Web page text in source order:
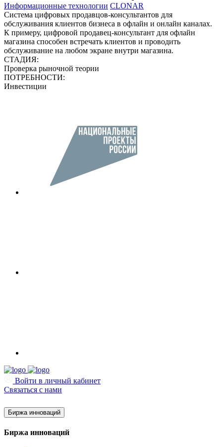
Информационные технологии CLONAR
Система цифровых продавцов-консультантов для
обслуживания клиентов бизнеса в офлайн и онлайн каналах.
К примеру, цифровой продавец-консультант для офлайн
магазина способен встречать клиентов и проводить
обслуживание на любом экране внутри магазина.
СТАДИЯ:
Проверка рыночной теории
ПОТРЕБНОСТИ:
Инвестиции
Войти в личный кабинет
Связаться с нами
Биржа инноваций
Биржа инноваций